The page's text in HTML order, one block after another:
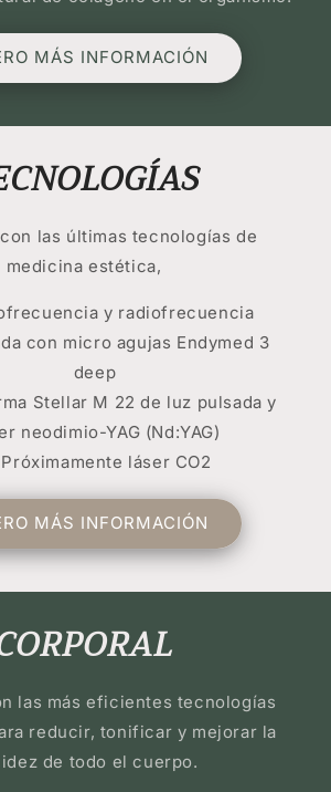
MÁS INFORMACIÓN
las últimas tecnologías de
medicina estética,
y radiofrecuencia
con micro agujas Endymed 3
deep
Stellar M 22 de luz pulsada y
neodimio-YAG (Nd:YAG)
Próximamente láser CO2
MÁS INFORMACIÓN
las más eficientes tecnologías
reducir, tonificar y mejorar la
de todo el cuerpo.